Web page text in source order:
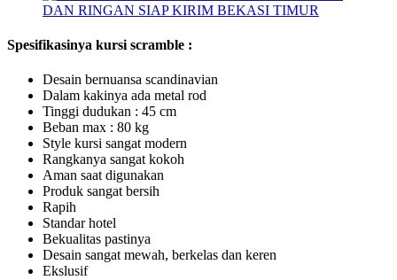
Spesifikasinya kursi scramble :
Desain bernuansa scandinavian
Dalam kakinya ada metal rod
Tinggi dudukan : 45 cm
Beban max : 80 kg
Style kursi sangat modern
Rangkanya sangat kokoh
Aman saat digunakan
Produk sangat bersih
Rapih
Standar hotel
Bekualitas pastinya
Desain sangat mewah, berkelas dan keren
Ekslusif